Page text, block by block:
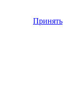
Принять